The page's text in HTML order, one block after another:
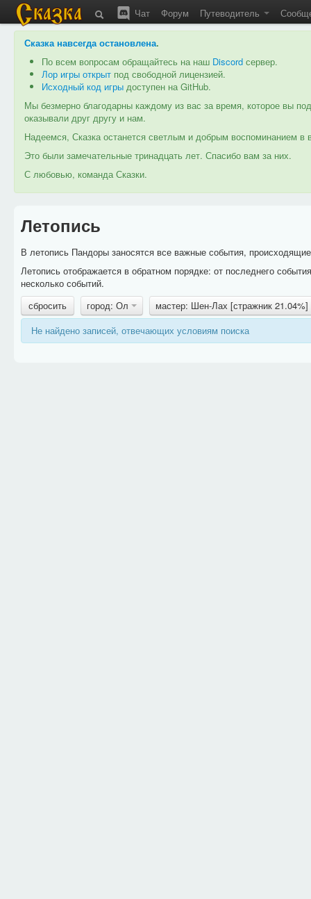
Чат Форум Путеводитель
Сказка навсегда остановлена.
По всем вопросам обращайтесь на наш Discord сервер.
Лор игры открыт под свободной лицензией.
Исходный код игры доступен на GitHub.
Мы безмерно благодарны каждому из вас за время, которое вы
оказывали друг другу и нам.
Надеемся, Сказка останется светлым и добрым воспоминанием
Это были замечательные тринадцать лет. Спасибо вам за них.
С любовью, команда Сказки.
Летопись
В летопись Пандоры заносятся все важные события,
Летопись отображается в обратном порядке: от последнего
несколько событий.
сбросить
город: Ол
мастер: Шен-Лах [стражник 21.04%]
Не найдено записей, отвечающих условиям поиска